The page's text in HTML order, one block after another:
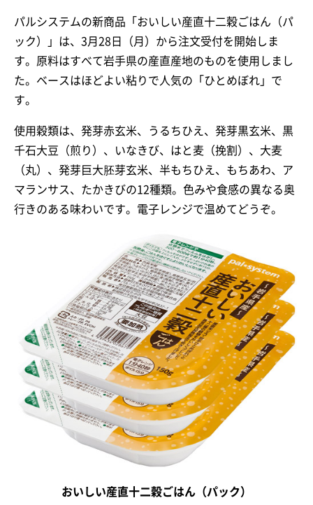
パルシステムの新商品「おいしい産直十二穀ごはん（パ
ック）」は、3月28日（月）から注文受付を開始しま
す。原料はすべて岩手県の産直産地のものを使用しまし
た。ベースはほどよい粘りで人気の「ひとめぼれ」で
す。
使用穀類は、発芽赤玄米、うるちひえ、発芽黒玄米、黒
千石大豆（煎り）、いなきび、はと麦（挽割）、大麦
（丸）、発芽巨大胚芽玄米、半もちひえ、もちあわ、ア
マランサス、たかきびの12種類。色みや食感の異なる奥
行きのある味わいです。電子レンジで温めてどうぞ。
おいしい産直十二穀ごはん（パック）